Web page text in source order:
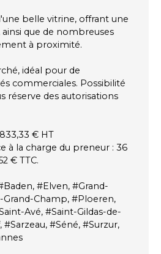
belle vitrine, offrant une
que de nombreuses
à proximité.
idéal pour de
commerciales. Possibilité
réserve des autorisations
€ HT
à la charge du preneur : 36
€ TTC.
#Elven, #Grand-
Champ, #Ploeren,
Avé, #Saint-Gildas-de-
#Séné, #Surzur,